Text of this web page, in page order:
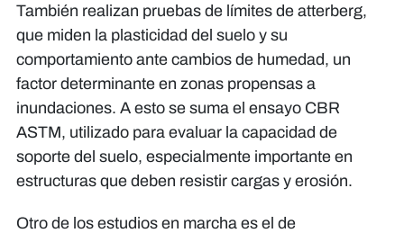
También realizan pruebas de límites de atterberg,
que miden la plasticidad del suelo y su
comportamiento ante cambios de humedad, un
factor determinante en zonas propensas a
inundaciones. A esto se suma el ensayo CBR
ASTM, utilizado para evaluar la capacidad de
soporte del suelo, especialmente importante en
estructuras que deben resistir cargas y erosión.
Otro de los estudios en marcha es el de